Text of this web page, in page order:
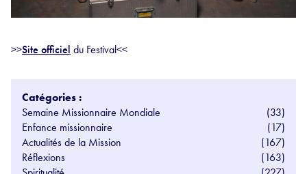
>>Site officiel du Festival<<
Catégories :
Semaine Missionnaire Mondiale
(33)
Enfance missionnaire
(17)
Actualités de la Mission
(167)
Réflexions
(163)